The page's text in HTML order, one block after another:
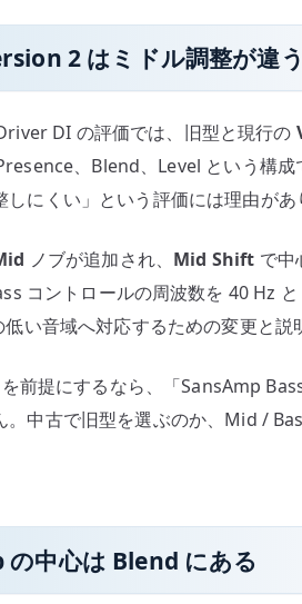
2 はミドル調整が違う
DI の評価では、旧型と現行の
、Blend、Level という構
しにくい」という評価には理由があ
ノブが追加され、 Mid Shift で中
コントロールの周波数を 40 Hz
い音域へ対応するための変更と説
前提にするなら、「SansAmp
。中古で旧型を選ぶのか、Mid /
の中心は Blend にある